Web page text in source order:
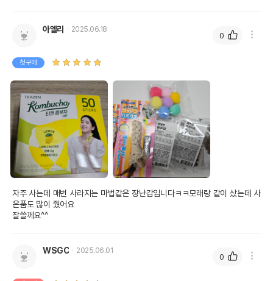
상품 필수 정보
아엘리 2025.06.18
첫구매
자주 사는데 매번 사라지는 마법같은 장난감입니다ㅋㅋ모래랑 같이 샀는데 사
은품도 많이 줬어요
잘쓸께요^^
0
WSGC 2025.06.01
0